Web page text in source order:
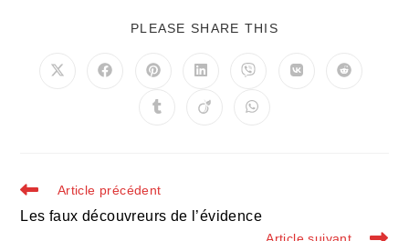
PLEASE SHARE THIS
Ouvrir
Ouvrir
Ouvrir
une
autre
Ouvrir
une
autre
Ouvrir
une
autre
Ouvrir
Ouvrir
Ouvrir
Ouvrir
Ouvrir
Read
more
Article précédent
Les faux découvreurs de l’évidence
Article suivant